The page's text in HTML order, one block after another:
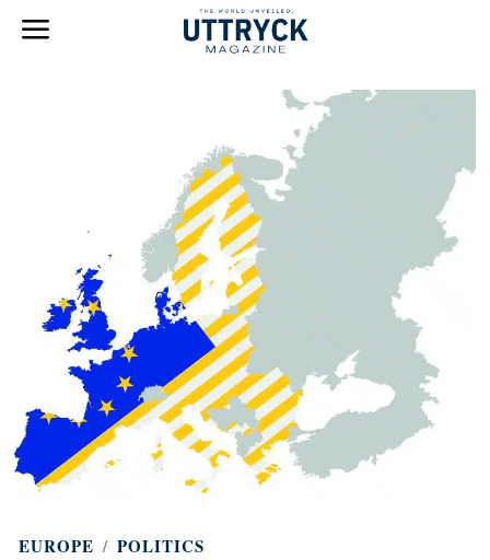
EUROPE / POLITICS